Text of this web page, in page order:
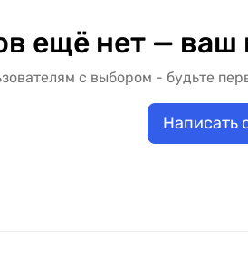
ещё нет — ваш
с выбором - будьте
Написать